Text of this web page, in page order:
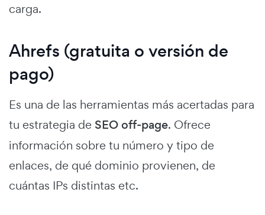
carga.
Ahrefs (gratuita o versión de
pago)
Es una de las herramientas más acertadas para
tu estrategia de SEO off-page. Ofrece
información sobre tu número y tipo de
enlaces, de qué dominio provienen, de
cuántas IPs distintas etc.